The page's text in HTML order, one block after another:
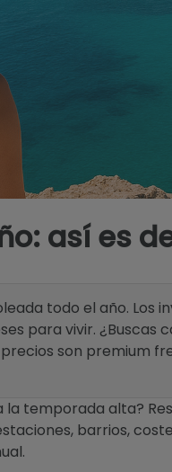
así es
todo el año. Los
para vivir. ¿Buscas
son premium
la temporada alta?
barrios,